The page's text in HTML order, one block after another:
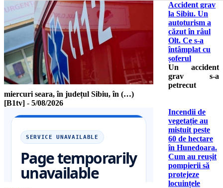
Accident grav
la Sibiu. Un
autoturism a
căzut în râul
Olt. Ce s-a
întâmplat cu
șoferul
Un accident
grav s-a
petrecut
miercuri seara, în județul Sibiu, în (…)
[B1tv] - 5/08/2026
Incendii de
vegetație au
mistuit peste
60 de hectare
în Hunedoara.
Cum au reușit
pompierii să
protejeze
locuințele